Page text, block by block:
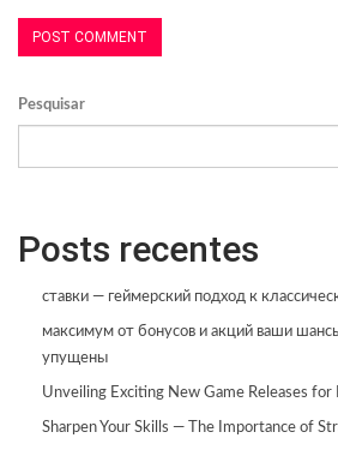
Pesquisar
Posts recentes
ставки — геймерский подход к
максимум от бонусов и акций ваши
упущены
Unveiling Exciting New Game Releases for
Sharpen Your Skills — The Importance of